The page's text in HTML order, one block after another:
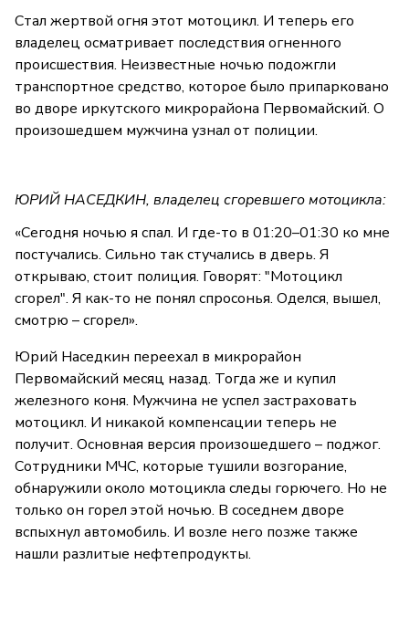
Стал жертвой огня этот мотоцикл. И теперь его
владелец осматривает последствия огненного
происшествия. Неизвестные ночью подожгли
транспортное средство, которое было припарковано
во дворе иркутского микрорайона Первомайский. О
произошедшем мужчина узнал от полиции.
ЮРИЙ НАСЕДКИН, владелец сгоревшего мотоцикла:
«Сегодня ночью я спал. И где-то в 01:20–01:30 ко мне
постучались. Сильно так стучались в дверь. Я
открываю, стоит полиция. Говорят: "Мотоцикл
сгорел". Я как-то не понял спросонья. Оделся, вышел,
смотрю – сгорел».
Юрий Наседкин переехал в микрорайон
Первомайский месяц назад. Тогда же и купил
железного коня. Мужчина не успел застраховать
мотоцикл. И никакой компенсации теперь не
получит. Основная версия произошедшего – поджог.
Сотрудники МЧС, которые тушили возгорание,
обнаружили около мотоцикла следы горючего. Но не
только он горел этой ночью. В соседнем дворе
вспыхнул автомобиль. И возле него позже также
нашли разлитые нефтепродукты.